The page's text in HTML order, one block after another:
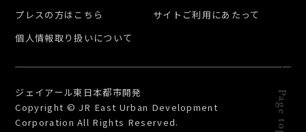
Page top
日本語
繁体中文
한국어
プレスの方はこちら
サイトご利用にあたって
個人情報取り扱いについて
ジェイアール東日本都市開発
Copyright © JR East Urban Development
Corporation All Rights Reserved.